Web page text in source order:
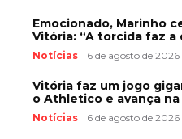
Emocionado, Marinho
Vitória: “A torcida faz a
Notícias 6 de agosto de 2026
Vitória faz um jogo
o Athletico e avança na
Notícias 6 de agosto de 2026